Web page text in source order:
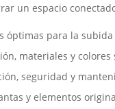
un espacio
óptimas para la
materiales y
seguridad y
y elementos